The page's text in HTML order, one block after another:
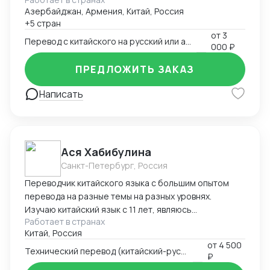
Азербайджан, Армения, Китай, Россия
+5 стран
от 3
000 ₽
Написать
ПРЕДЛОЖИТЬ ЗАКАЗ
Ася Хабибулина
Санкт-Петербург, Россия
Переводчик китайского языка с большим опытом
перевода на разные темы на разных уровнях.
Изучаю китайский язык с 11 лет, являюсь
выпускником факультета Китаеведения Восточного
Института ДВГУ. Шесть лет прожила в Китае,
обучаясь в магистратуре и работая переводчиком
как индивидуально, так и в крупных китайских
Работает в странах
Китай, Россия
от 4 500
₽